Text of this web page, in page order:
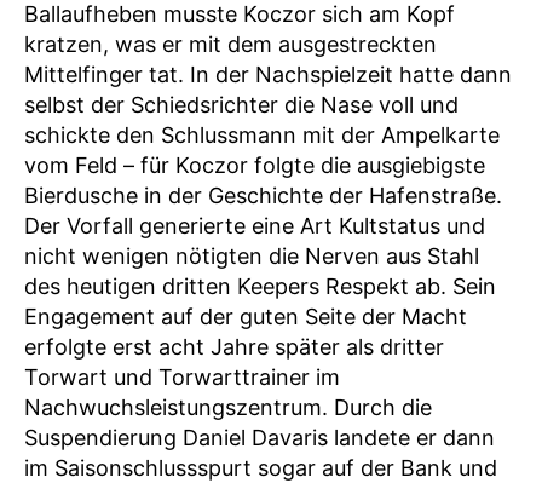
Ballaufheben musste Koczor sich am Kopf
kratzen, was er mit dem ausgestreckten
Mittelfinger tat. In der Nachspielzeit hatte dann
selbst der Schiedsrichter die Nase voll und
schickte den Schlussmann mit der Ampelkarte
vom Feld – für Koczor folgte die ausgiebigste
Bierdusche in der Geschichte der Hafenstraße.
Der Vorfall generierte eine Art Kultstatus und
nicht wenigen nötigten die Nerven aus Stahl
des heutigen dritten Keepers Respekt ab. Sein
Engagement auf der guten Seite der Macht
erfolgte erst acht Jahre später als dritter
Torwart und Torwarttrainer im
Nachwuchsleistungszentrum. Durch die
Suspendierung Daniel Davaris landete er dann
im Saisonschlussspurt sogar auf der Bank und